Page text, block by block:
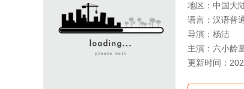
地区： 中国大
语言： 汉语普
导演： 杨洁
主演： 六小龄
更新时间：